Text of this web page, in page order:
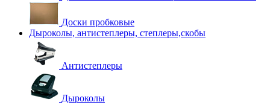
Доски пробковые
Дыроколы, антистеплеры, степлеры,скобы
Антистеплеры
Дыроколы